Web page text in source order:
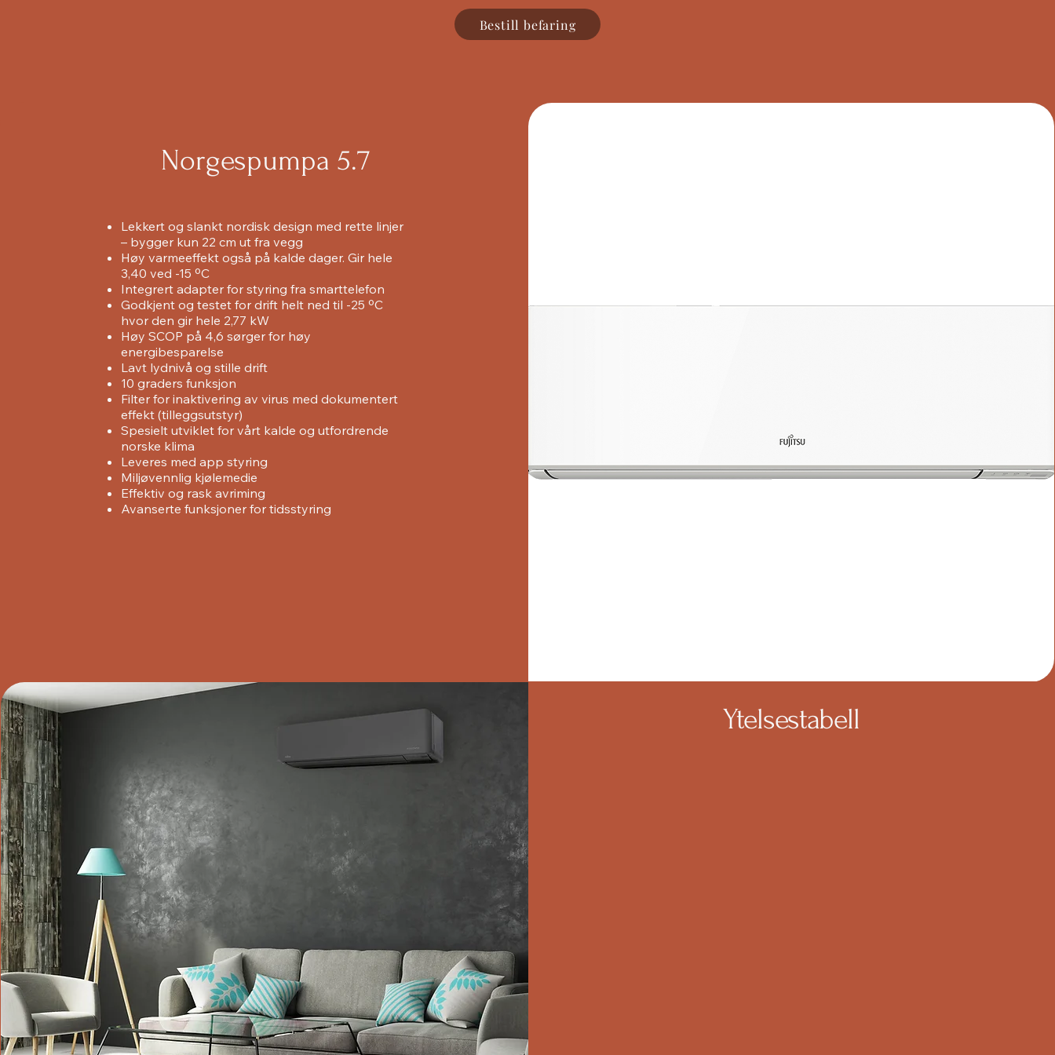
Bestill befaring
Norgespumpa 5.7
Lekkert og slankt nordisk design med rette linjer
– bygger kun 22 cm ut fra vegg
Høy varmeeffekt også på kalde dager. Gir hele
3,40 ved -15 ºC
Integrert adapter for styring fra smarttelefon
Godkjent og testet for drift helt ned til -25 ºC
hvor den gir hele 2,77 kW
Høy SCOP på 4,6 sørger for høy
energibesparelse
Lavt lydnivå og stille drift
10 graders funksjon
Filter for inaktivering av virus med dokumentert
effekt (tilleggsutstyr)
Spesielt utviklet for vårt kalde og utfordrende
norske klima
Leveres med app styring
Miljøvennlig kjølemedie
Effektiv og rask avriming
Avanserte funksjoner for tidsstyring
Ytelsestabell